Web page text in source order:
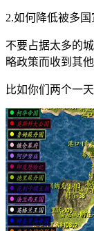
2.如何降低被多国
不要占据太多的
略政策而收到其
比如你们两个一